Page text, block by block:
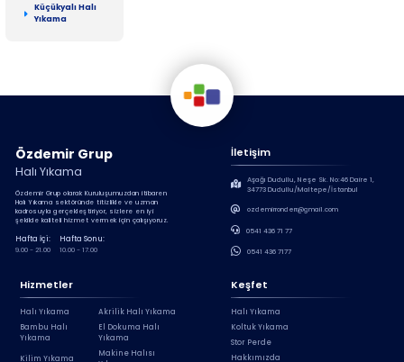
Küçükyalı Halı
Yıkama
Özdemir Grup
Halı Yıkama
Özdemir Grup olarak Kuruluşumuzdan itibaren
Halı Yıkama sektöründe titizlikle ve uzman
kadrosuyla gerçekleştiriyor, sizlere en iyi
şekilde kaliteli hizmet vermek için çalışıyoruz.
Hafta İçi:
9.00 - 21.00
Hafta Sonu:
10.00 - 17.00
Hizmetler
Halı Yıkama
Akrilik Halı Yıkama
Bambu Halı
Yıkama
El Dokuma Halı
Yıkama
Kilim Yıkama
Makine Halısı
Keşfet
Halı Yıkama
Koltuk Yıkama
Stor Perde
Hakkımızda
İletişim
Aşağı Dudullu, Neşe Sk. No:46 Daire 1,
34773 Dudullu/Maltepe/İstanbul
ozdemirronderr@gmail.com
0541 436 71 77
0541 436 7177